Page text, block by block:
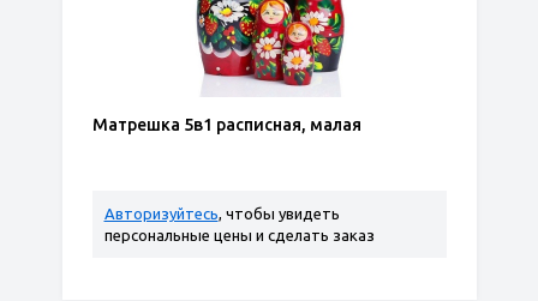
Матрешка 5в1 расписная, малая
Авторизуйтесь, чтобы увидеть
персональные цены и сделать заказ